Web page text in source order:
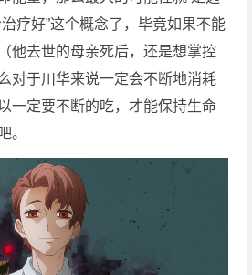
疗好”这个概念了，毕竟如果不能
他去世的母亲死后，还是想掌控
对于川华来说一定会不断地消耗
一定要不断的吃，才能保持生命
。